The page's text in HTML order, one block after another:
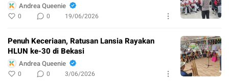
Andrea Queenie
0 0 19/06/2026
Penuh Keceriaan, Ratusan Lansia Rayakan
HLUN ke-30 di Bekasi
Andrea Queenie
0 0 3/06/2026